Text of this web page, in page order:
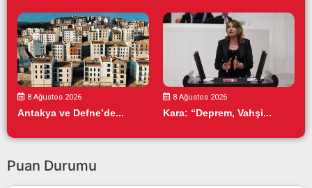
8 Ağustos 2026
Antakya ve Defne’de...
8 Ağustos 2026
Kara: “Deprem, Vahşi...
Puan Durumu